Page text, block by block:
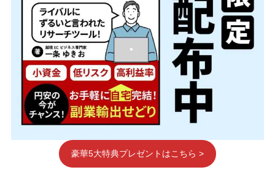
豪華5大特典プレゼントはこちら >